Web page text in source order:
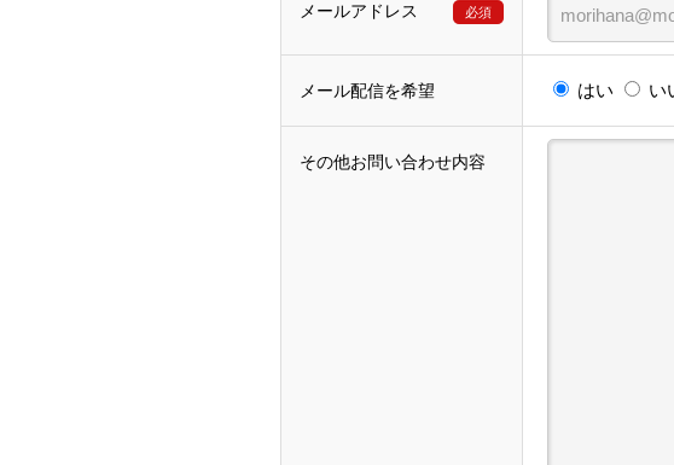
メールアドレス 必須
メール配信を希望 はい い
その他お問い合わせ内容